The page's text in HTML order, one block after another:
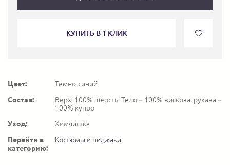
КУПИТЬ В 1 КЛИК
Цвет:
Темно-синий
Состав:
Верх: 100% шерсть. Тело – 100% вискоза, рукава –
100% купро
Уход:
Химчистка
Перейти в
категорию:
Костюмы и пиджаки